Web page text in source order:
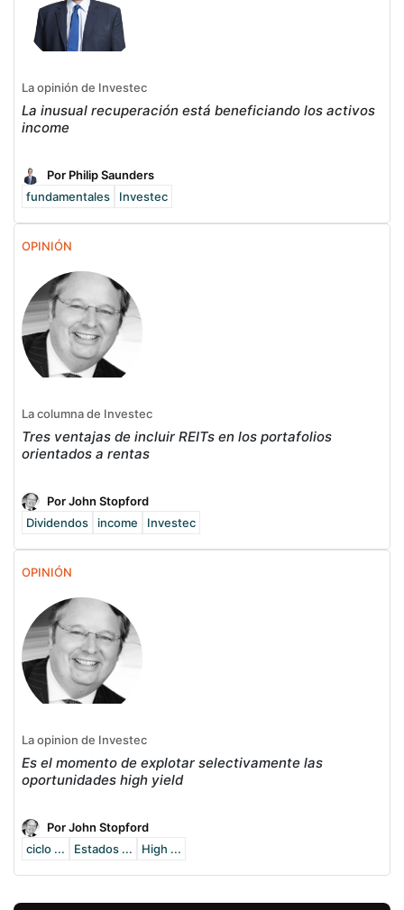
La opinión de Investec
La inusual recuperación está beneficiando los activos
income
Por Philip Saunders
fundamentales
Investec
OPINIÓN
La columna de Investec
Tres ventajas de incluir REITs en los portafolios
orientados a rentas
Por John Stopford
Dividendos
income Investec
OPINIÓN
La opinion de Investec
Es el momento de explotar selectivamente las
oportunidades high yield
Por John Stopford
ciclo ...
Estados ... High ...